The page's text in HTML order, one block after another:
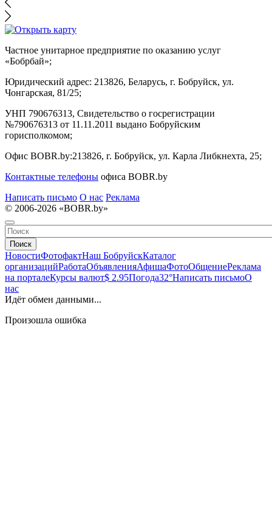
Частное унитарное предприятие по оказанию услуг
«Бобрбай»;
Юридический адрес: 213826, Беларусь, г. Бобруйск, ул.
Чонгарская, 81/25;
УНП 790676313, Свидетельство о госрегистрации
№790676313 от 11.11.2011 выдано Бобруйским
горисполкомом;
Офис BOBR.by:213826, г. Бобруйск, ул. Карла Либкнехта, 25;
Контактные телефоны офиса BOBR.by
Написать письмо О нас Реклама
© 2006-2026 «BOBR.by»
Поиск
НовостиФотофактНаш БобруйскКаталог
организацийРаботаОбъявленияАфишаФотоОбщениеРеклама
на порталеКурсы валют$ 2.95Погода32°Написать письмоО
нас
Идёт обмен данными...
Произошла ошибка